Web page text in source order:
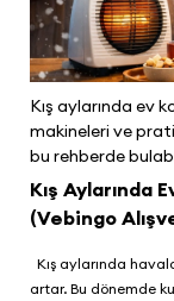
Kış aylarında ev
makineleri ve
bu rehberde
Kış Aylarında
(Vebingo
Kış aylarında
artar. Bu dönemde